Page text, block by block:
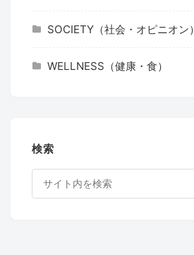
SOCIETY（社会・オピニオン）
WELLNESS（健康・食）
検索